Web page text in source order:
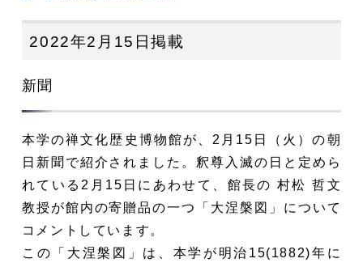
2022年2月15日掲載
新聞
本学の禅文化歴史博物館が、2月15日（火）の朝
日新聞で紹介されました。釈尊入滅の日と定めら
れている2月15日にあわせて、館長の 村松 哲文
教授が館内の寄贈品の一つ「大涅槃図」について
コメントしています。
この「大涅槃図」は、本学が明治15(1882)年に